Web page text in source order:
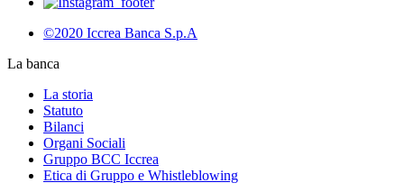
©2020 Iccrea Banca S.p.A
La banca
La storia
Statuto
Bilanci
Organi Sociali
Gruppo BCC Iccrea
Etica di Gruppo e Whistleblowing